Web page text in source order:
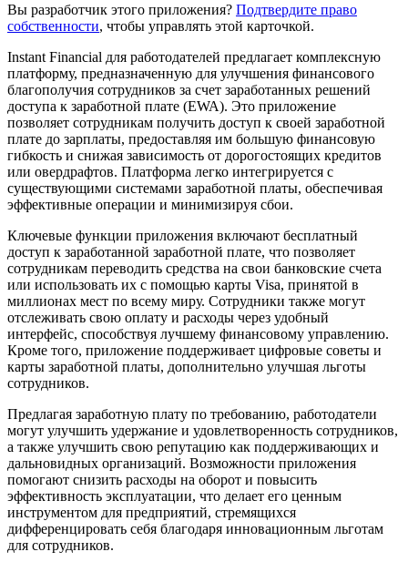
Вы разработчик этого приложения? Подтвердите право
собственности, чтобы управлять этой карточкой.
Instant Financial для работодателей предлагает комплексную
платформу, предназначенную для улучшения финансового
благополучия сотрудников за счет заработанных решений
доступа к заработной плате (EWA). Это приложение
позволяет сотрудникам получить доступ к своей заработной
плате до зарплаты, предоставляя им большую финансовую
гибкость и снижая зависимость от дорогостоящих кредитов
или овердрафтов. Платформа легко интегрируется с
существующими системами заработной платы, обеспечивая
эффективные операции и минимизируя сбои.
Ключевые функции приложения включают бесплатный
доступ к заработанной заработной плате, что позволяет
сотрудникам переводить средства на свои банковские счета
или использовать их с помощью карты Visa, принятой в
миллионах мест по всему миру. Сотрудники также могут
отслеживать свою оплату и расходы через удобный
интерфейс, способствуя лучшему финансовому управлению.
Кроме того, приложение поддерживает цифровые советы и
карты заработной платы, дополнительно улучшая льготы
сотрудников.
Предлагая заработную плату по требованию, работодатели
могут улучшить удержание и удовлетворенность сотрудников,
а также улучшить свою репутацию как поддерживающих и
дальновидных организаций. Возможности приложения
помогают снизить расходы на оборот и повысить
эффективность эксплуатации, что делает его ценным
инструментом для предприятий, стремящихся
дифференцировать себя благодаря инновационным льготам
для сотрудников.